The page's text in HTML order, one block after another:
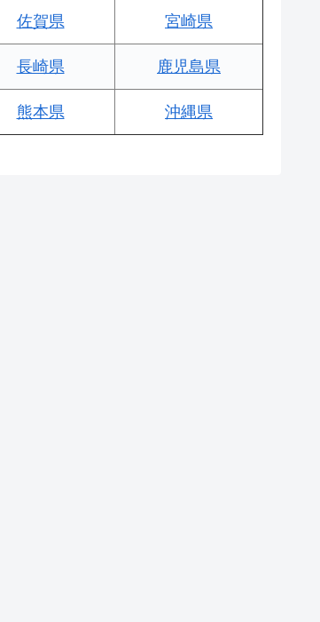
佐賀県 宮崎県
長崎県 鹿児島県
熊本県 沖縄県